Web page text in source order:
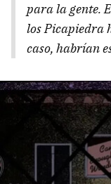
para la gente.
los Picapiedra
caso, habrían